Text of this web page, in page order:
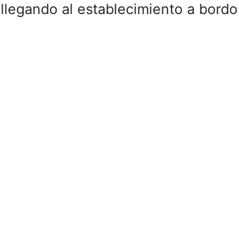
al establecimiento a